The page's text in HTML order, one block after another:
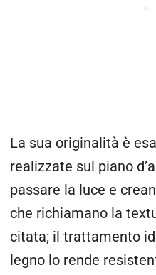
La sua originalità è
realizzate sul piano
passare la luce e
che richiamano la
citata; il trattamento
legno lo rende